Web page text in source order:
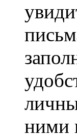
ними